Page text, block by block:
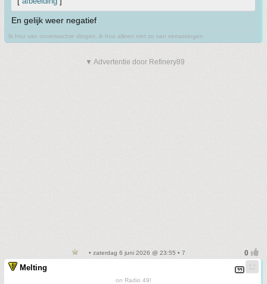
En gelijk weer negatief
Ik hou van onverwachte dingen, ik hou alleen niet zo van verrassingen
▼ Advertentie door Refinery89
• zaterdag 6 juni 2026 @ 23:55 • 7
Melting
on Radio 49!